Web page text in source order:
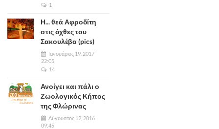
1
Η... θεά Αφροδίτη
στις όχθες του
Σακουλέβα (pics)
Ιανουάριος 19, 2017
22:05
14
Ανοίγει και πάλι ο
Ζωολογικός Κήπος
της Φλώρινας
Αύγουστος 12, 2016
09:45